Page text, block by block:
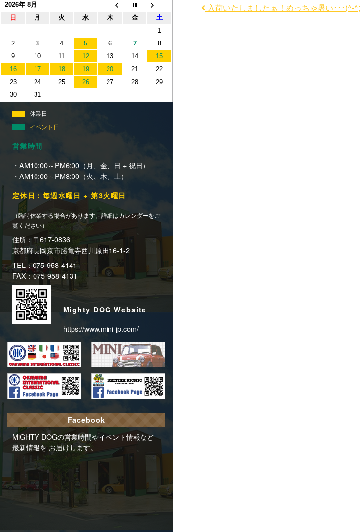
2026年 8月
日
月 火 水 木 金
土
1
2
3 4 5 6 7
8
9
10 11 12 13 14
15
16
17 18 19 20 21
22
23
24 25 26 27 28
29
30
31
休業日
イベント日
営業時間
・AM10:00～PM6:00（月、金、日 + 祝日）
・AM10:00～PM8:00（火、木、土）
定休日：毎週水曜日 + 第3火曜日
（臨時休業する場合があります。詳細はカレンダーをご
覧ください）
住所：〒617-0836
京都府長岡京市勝竜寺西川原田16-1-2
TEL：075-958-4141
FAX：075-958-4131
Mighty DOG Website
https://www.mini-jp.com/
Facebook
MiGHTY DOGの営業時間やイベント情報など
最新情報を お届けします。
入荷いたしましたぁ！めっちゃ暑い･･･(^-^;